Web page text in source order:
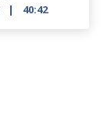
40:42